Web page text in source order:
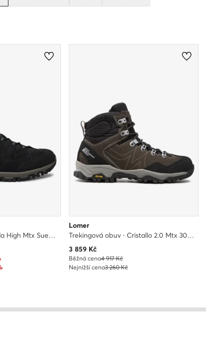
Trekingová obuv · Sella High Mtx Suede 30047/A · Černá
Lomer
Trekingová obuv · Cristallo 2.0 Mtx 30019A 02 · Khaki
Aktuální cena
3 859 Kč
Běžná cena4 917 Kč
Nejnižší cena3 260 Kč